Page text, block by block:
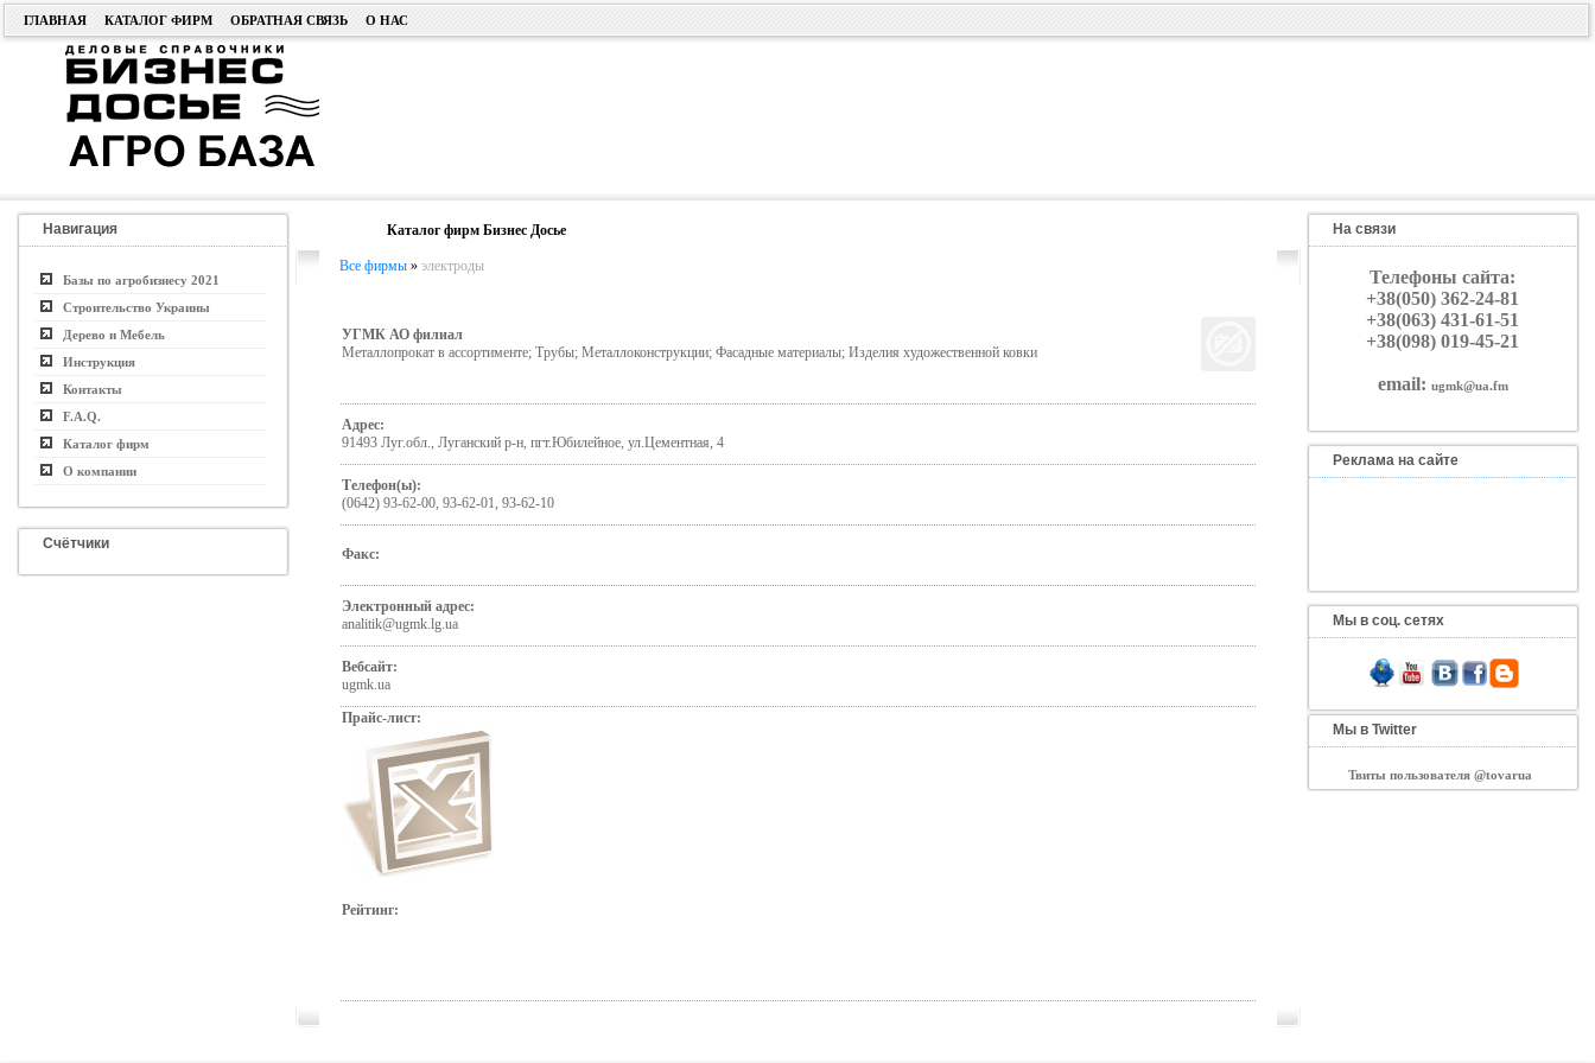
ГЛАВНАЯ КАТАЛОГ ФИРМ ОБРАТНАЯ СВЯЗЬ О НАС
Навигация
Базы по агробизнесу 2021
Строительство Украины
Дерево и Мебель
Инструкция
Контакты
F.A.Q.
Каталог фирм
О компании
Счётчики
Каталог фирм Бизнес Досье
Все фирмы» электроды
УГМК АО филиал
Металлопрокат в ассортименте; Трубы; Металлоконструкции; Фасадные материалы; Изделия художественной ковки
Адрес:
91493 Луг.обл., Луганский р-н, пгт.Юбилейное, ул.Цементная, 4
Телефон(ы):
(0642) 93-62-00, 93-62-01, 93-62-10
Факс:
Электронный адрес:
analitik@ugmk.lg.ua
Вебсайт:
ugmk.ua
Прайс-лист:
Рейтинг:
На связи
Телефоны сайта:
+38(050) 362-24-81
+38(063) 431-61-51
+38(098) 019-45-21
email: ugmk@ua.fm
Реклама на сайте
Мы в соц. сетях
Мы в Twitter
Твиты пользователя @tovarua